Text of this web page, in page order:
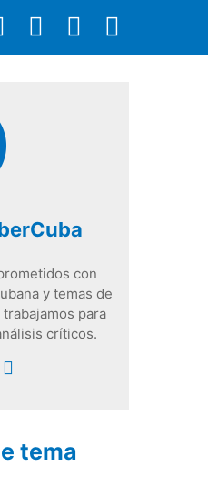
con
y temas de
para
críticos.
tema